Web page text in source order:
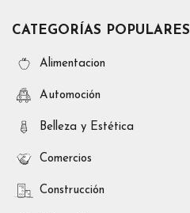
CATEGORÍAS POPULARES
Alimentacion
Automoción
Belleza y Estética
Comercios
Construcción